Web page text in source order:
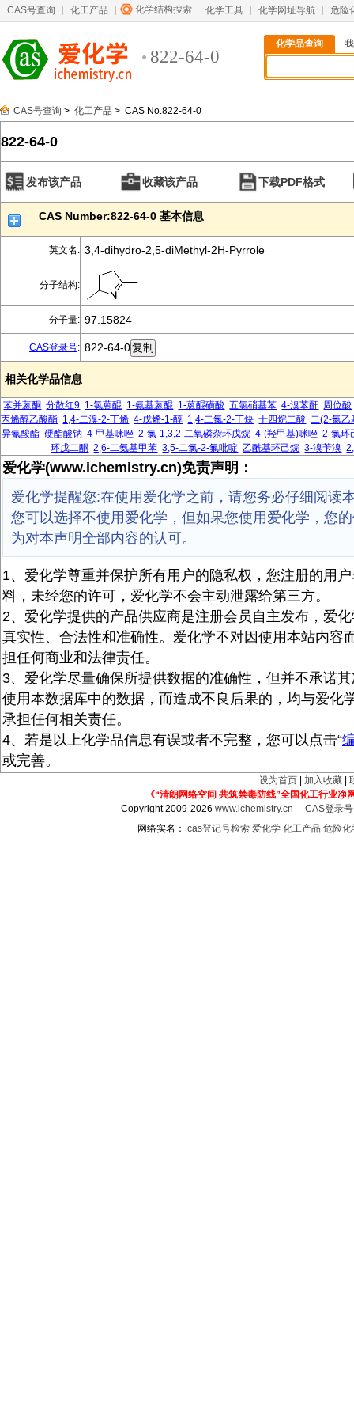
CAS号查询 化工产品 化学结构搜索 化学工具 化学网址导航 危险
822-64-0
化学品查询
CAS号查询 > 化工产品 > CAS No.822-64-0
822-64-0
发布该产品 收藏该产品 下载PDF格式
CAS Number:822-64-0 基本信息
英文名: 3,4-dihydro-2,5-diMethyl-2H-Pyrrole
分子结构:
分子量: 97.15824
CAS登录号: 822-64-0
相关化学品信息
苯并蒽酮 分散红9 1-氯蒽醌 1-氨基蒽醌 1-蒽醌磺酸 五氯硝基苯 4-溴苯酐 周位酸
丙烯醇乙酸酯 1,4-二溴-2-丁烯 4-戊烯-1-醇 1,4-二氯-2-丁炔 十四烷二酸 二(2-氯乙
异氰酸酯 硬酯酸钠 4-甲基咪唑 2-氯-1,3,2-二氧磷杂环戊烷 4-(羟甲基)咪唑 2-氯环
环戊二酮 2,6-二氨基甲苯 3,5-二氯-2-氟吡啶 乙酰基环己烷 3-溴苄溴
爱化学(www.ichemistry.cn)免责声明：
爱化学提醒您:在使用爱化学之前，请您务必仔细阅读
您可以选择不使用爱化学，但如果您使用爱化学，您
为对本声明全部内容的认可。
1、爱化学尊重并保护所有用户的隐私权，您注册的用
料，未经您的许可，爱化学不会主动泄露给第三方。
2、爱化学提供的产品供应商是注册会员自主发布，爱
真实性、合法性和准确性。爱化学不对因使用本站内容
担任何商业和法律责任。
3、爱化学尽量确保所提供数据的准确性，但并不承诺
使用本数据库中的数据，而造成不良后果的，均与爱化
承担任何相关责任。
4、若是以上化学品信息有误或者不完整，您可以点击“
或完善。
设为首页 加入收藏
《“清朗网络空间 共筑禁毒防线”全国化工行业净
Copyright 2009-2026www.ichemistry.cn
CAS登录
网络实名： cas登记号检索 爱化学 化工产品 危险化